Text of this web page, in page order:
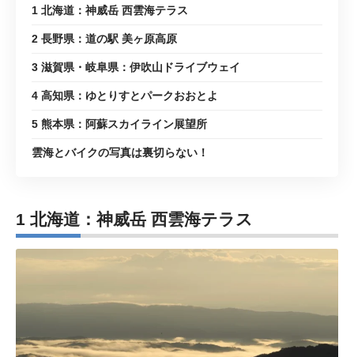
1 北海道：神威岳 西雲海テラス
2 長野県：道の駅 美ヶ原高原
3 滋賀県・岐阜県：伊吹山ドライブウェイ
4 高知県：ゆとりすとパークおおとよ
5 熊本県：阿蘇スカイライン展望所
雲海とバイクの写真は裏切らない！
1 北海道：神威岳 西雲海テラス